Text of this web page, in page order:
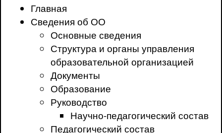
Главная
Сведения об ОО
Основные сведения
Структура и органы управления
образовательной организацией
Документы
Образование
Руководство
Научно-педагогический состав
Педагогический состав